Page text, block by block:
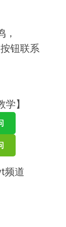
，
钮联系
】
频道